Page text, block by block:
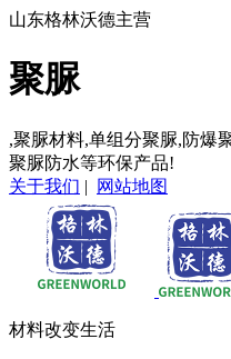
山东格林沃德主营
聚脲
,聚脲材料,单组分聚脲,防爆
聚脲防水等环保产品!
关于我们 | 网站地图
材料改变生活